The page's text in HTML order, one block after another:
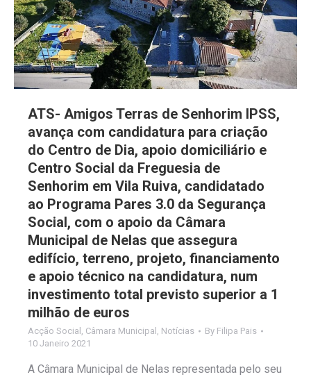
ATS- Amigos Terras de Senhorim IPSS,
avança com candidatura para criação
do Centro de Dia, apoio domiciliário e
Centro Social da Freguesia de
Senhorim em Vila Ruiva, candidatado
ao Programa Pares 3.0 da Segurança
Social, com o apoio da Câmara
Municipal de Nelas que assegura
edifício, terreno, projeto, financiamento
e apoio técnico na candidatura, num
investimento total previsto superior a 1
milhão de euros
Acção Social , Câmara Municipal , Notícias By Filipa Pais
10 Janeiro 2021
A Câmara Municipal de Nelas representada pelo seu